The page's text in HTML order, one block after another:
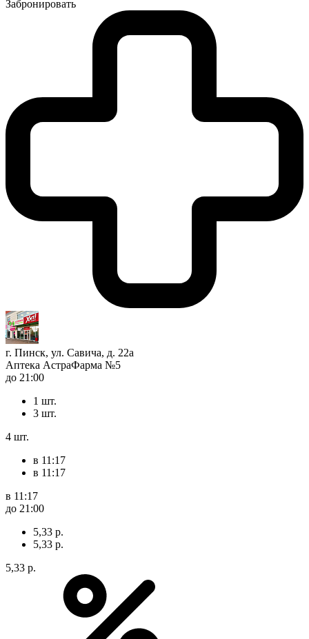
Забронировать
г. Пинск, ул. Савича, д. 22а
Аптека АстраФарма №5
до 21:00
1 шт.
3 шт.
4 шт.
в 11:17
в 11:17
в 11:17
до 21:00
5,33 р.
5,33 р.
5,33 р.